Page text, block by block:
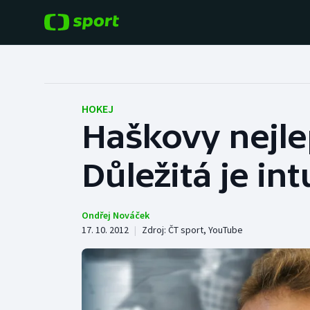
Hokej
Tenis
Cyklistika
Baseball a softbal
Basketbal
Boby a skeleton
Box
HOKEJ
Haškovy
Důležitá je
Ondřej Nováček
17. 10. 2012 | Zdroj: ČT sport, YouTube